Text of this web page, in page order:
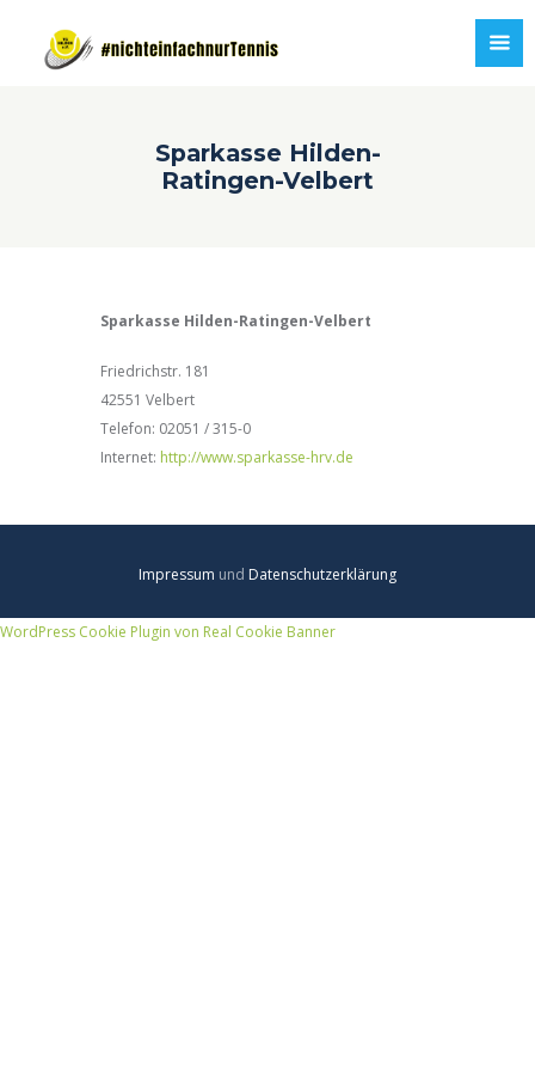
Sparkasse Hilden-
Ratingen-Velbert
Sparkasse Hilden-Ratingen-Velbert
Friedrichstr. 181
42551 Velbert
Telefon: 02051 / 315-0
Internet: http://www.sparkasse-hrv.de
Impressum und Datenschutzerklärung
WordPress Cookie Plugin von Real Cookie Banner